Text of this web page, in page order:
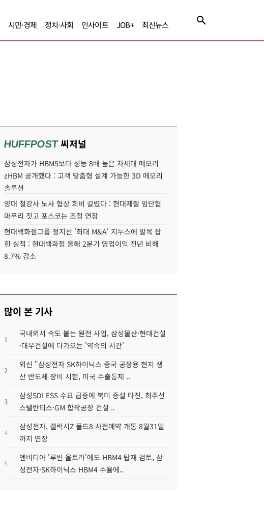
시민·경제 정치·사회 인사이트 JOB+ 최신뉴스
HUFFPOST씨저널
삼성전자가 HBM5보다 성능 8배 높은 차세대 메모리
zHBM 공개했다 : 고객 맞춤형 설계 가능한 3D 메모리
솔루션
양대 철강사 노사 협상 희비 갈렸다 : 현대제철 임단협
마무리 짓고 포스코는 조정 연장
현대백화점그룹 정지선 '최대 M&A' 지누스에 발목 잡
힌 실적 : 현대백화점 올해 2분기 영업이익 전년 비해
8.7% 감소
많이 본 기사
1
국내외서 속도 붙는 원전 사업, 삼성물산·현대건설
·대우건설에 다가오는 '약속의 시간'
2
외신 "삼성전자 SK하이닉스 중국 공장용 현지 생
산 반도체 장비 시험, 미국 수출통제 ..
3
삼성SDI ESS 수요 급증에 북미 증설 타진, 최주선
스텔란티스·GM 합작공장 건설 ..
4
삼성전자, 갤럭시Z 폴드8 사전예약 개통 8월31일
까지 연장
5
엔비디아 '루빈 울트라'에도 HBM4 탑재 검토, 삼
성전자·SK하이닉스 HBM4 수율에..